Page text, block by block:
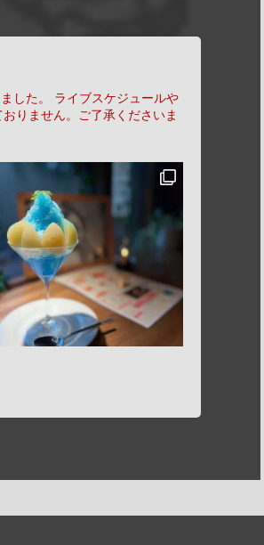
した。
ライブスケジュールや
りません。ご了承くださいま